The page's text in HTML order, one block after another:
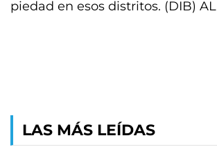
piedad en esos distritos. (DIB) AL
LAS MÁS LEÍDAS